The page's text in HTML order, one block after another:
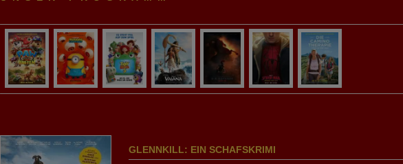
GLENNKILL: EIN SCHAFSKRIMI